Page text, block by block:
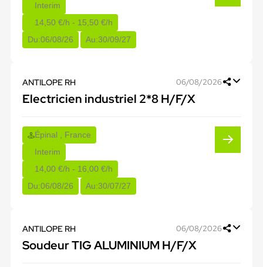
Interim
14,50 €/h - 15,50 €/h
Du:06/08/26 Au:30/09/27
ANTILOPE RH 06/08/2026
Electricien industriel 2*8 H/F/X
Épinal , France
Interim
14,00 €/h - 16,00 €/h
Du:06/08/26 Au:30/07/27
ANTILOPE RH 06/08/2026
Soudeur TIG ALUMINIUM H/F/X